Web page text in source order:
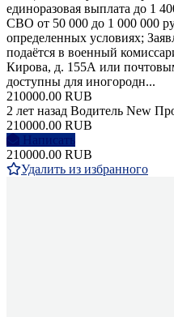
единоразовая выплата до 1
СВО от 50 000 до 1 000 000
определенных условиях;
подаётся в военный
Кирова, д. 155А или
доступны для иногородн...
210000.00 RUB
2 лет назад Водитель New
210000.00 RUB
Написать
210000.00 RUB
Удалить из избранного